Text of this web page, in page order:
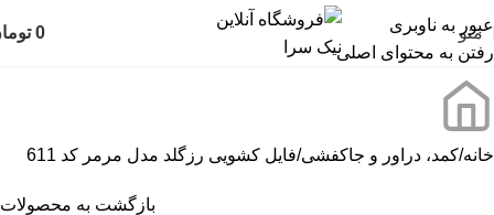
عبور به ناوبری
رفتن به محتوای اصلی
منو 0
خانه کمد، دراور و جاکفشی فایل کشویی رزگلد مدل مرمر کد 611
بازگشت به محصولات